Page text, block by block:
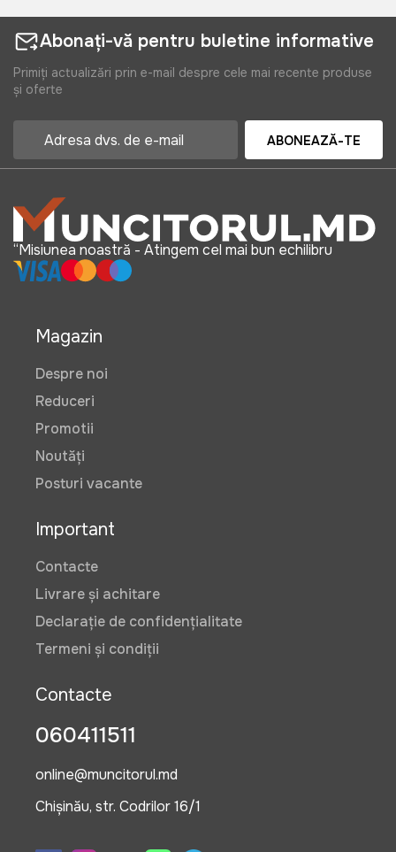
Abonați-vă pentru buletine informative
Primiți actualizări prin e-mail despre cele mai recente produse
și oferte
ABONEAZĂ-TE
“Misiunea noastră - Atingem cel mai bun echilibru
Magazin
Despre noi
Reduceri
Promotii
Noutăți
Posturi vacante
Important
Contacte
Livrare și achitare
Declarație de confidențialitate
Termeni și condiții
Contacte
060411511
online@muncitorul.md
Chișinău, str. Codrilor 16/1